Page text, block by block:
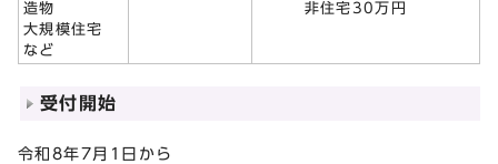
造物
大規模住宅
など
非住宅30万円
受付開始
令和8年7月1日から